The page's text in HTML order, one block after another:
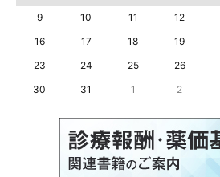
9
10 11 12
16
17 18 19
23
24 25 26
30
31 1 2